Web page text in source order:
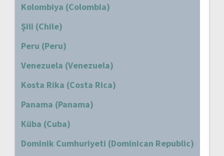
Kolombiya (Colombia)
Şili (Chile)
Peru (Peru)
Venezuela (Venezuela)
Kosta Rika (Costa Rica)
Panama (Panama)
Küba (Cuba)
Dominik Cumhuriyeti (Dominican Republic)